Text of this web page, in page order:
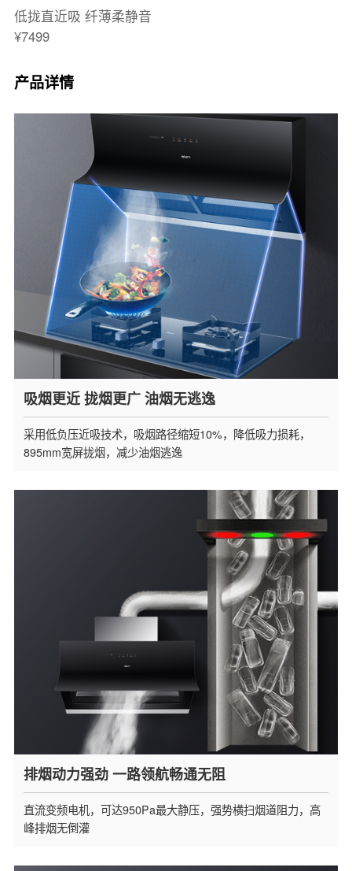
低拢直近吸 纤薄柔静音
¥7499
产品详情
吸烟更近 拢烟更广 油烟无逃逸
采用低负压近吸技术，吸烟路径缩短10%，降低吸力损耗，
895mm宽屏拢烟，减少油烟逃逸
排烟动力强劲 一路领航畅通无阻
直流变频电机，可达950Pa最大静压，强势横扫烟道阻力，高
峰排烟无倒灌